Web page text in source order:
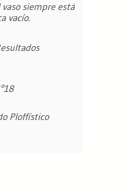
vaso siempre está
vacío.
Ploffístico